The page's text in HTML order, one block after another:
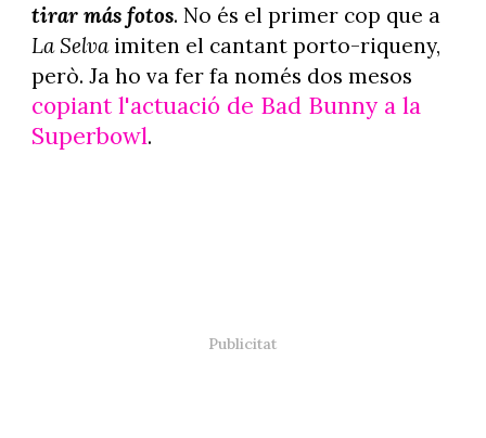
tirar más fotos. No és el primer cop que a
La Selvaimiten el cantant porto-riqueny,
però. Ja ho va fer fa només dos mesos
copiant l'actuació de Bad Bunny a la
Superbowl.